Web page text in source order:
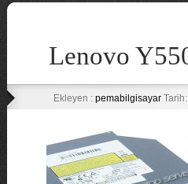
Lenovo
Ekleyen : pemabilgisayarTarih: